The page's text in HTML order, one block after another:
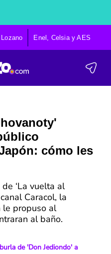
Enel, Celsia y AES
cómo les
‘La vuelta al
Caracol, la
le propuso al
al baño.
de 'Don Jediondo' a